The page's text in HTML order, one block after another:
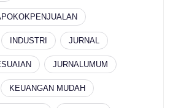
INDUSTRI JURNAL
JURNALUMUM
KEUANGAN MUDAH